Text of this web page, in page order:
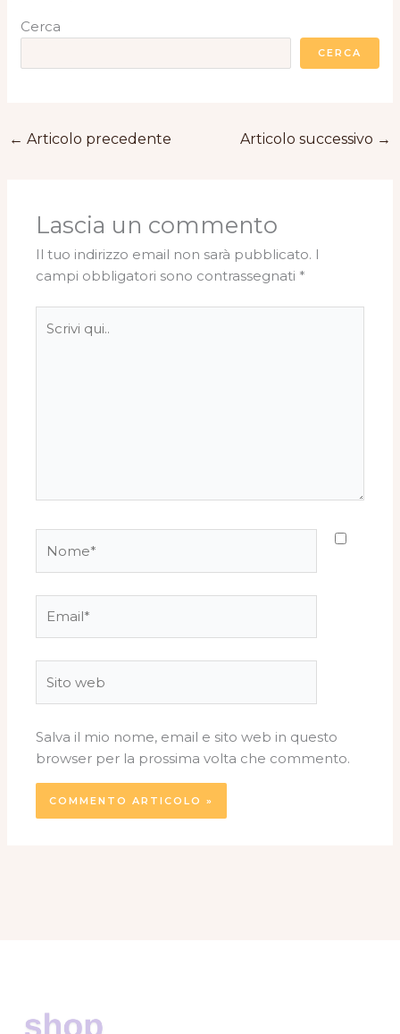
Cerca
CERCA
← Articolo precedente Articolo successivo →
Lascia un commento
Il tuo indirizzo email non sarà pubblicato. I
campi obbligatori sono contrassegnati *
qui..
web
Salva il mio nome, email e sito web in questo
browser per la prossima volta che commento.